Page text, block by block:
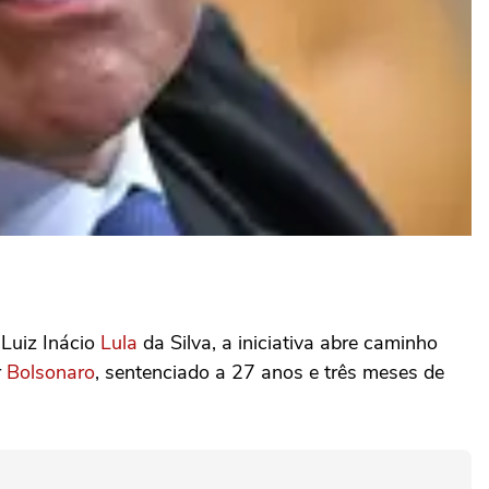
Inácio Lula da Silva, a iniciativa abre caminho
Bolsonaro, sentenciado a 27 anos e três meses de